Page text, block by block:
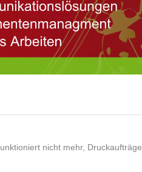
nicht mehr, Druckaufträge